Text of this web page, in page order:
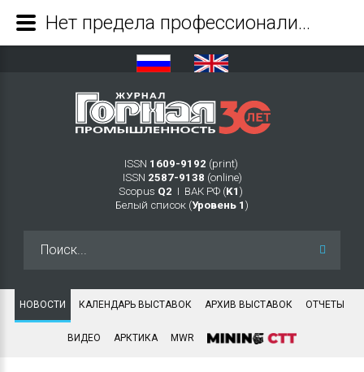
ISSN 1609-9192 (print)
ISSN 2587-9138 (online)
Scopus Q2 Ι ВАК РФ (K1 )
Белый список (Уровень 1 )
НОВОСТИ КАЛЕНДАРЬ ВЫСТАВОК АРХИВ ВЫСТАВОК ОТЧЕТЫ
ВИДЕО АРКТИКА MWR
Нет предела профессионализму! В Астане завершился VIII чемпионат «WorldSkills Kazakhstan 2023» - Журнал Горная промышленность